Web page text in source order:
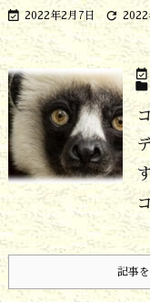
 2022年2月7日  2022


記事